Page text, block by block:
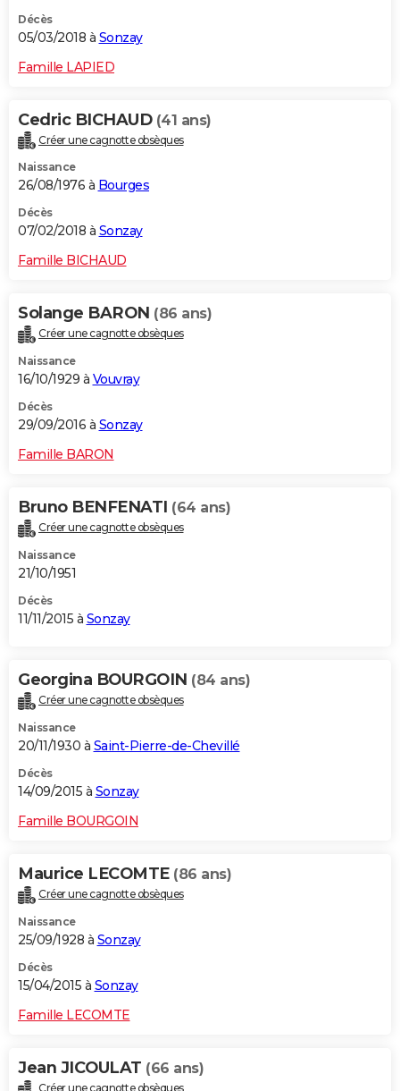
Décès
05/03/2018 à Sonzay
Famille LAPIED
Cedric BICHAUD (41 ans)
Créer une cagnotte obsèques
Naissance
26/08/1976 à Bourges
Décès
07/02/2018 à Sonzay
Famille BICHAUD
Solange BARON (86 ans)
Créer une cagnotte obsèques
Naissance
16/10/1929 à Vouvray
Décès
29/09/2016 à Sonzay
Famille BARON
Bruno BENFENATI (64 ans)
Créer une cagnotte obsèques
Naissance
21/10/1951
Décès
11/11/2015 à Sonzay
Georgina BOURGOIN (84 ans)
Créer une cagnotte obsèques
Naissance
20/11/1930 à Saint-Pierre-de-Chevillé
Décès
14/09/2015 à Sonzay
Famille BOURGOIN
Maurice LECOMTE (86 ans)
Créer une cagnotte obsèques
Naissance
25/09/1928 à Sonzay
Décès
15/04/2015 à Sonzay
Famille LECOMTE
Jean JICOULAT (66 ans)
Créer une cagnotte obsèques